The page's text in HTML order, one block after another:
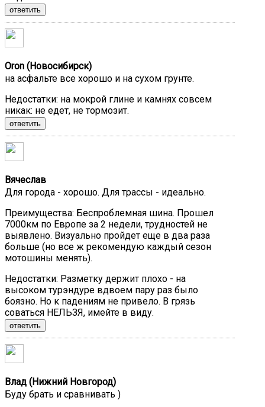
ответить
Oron (Новосибирск)
на асфальте все хорошо и на сухом грунте.
Недостатки: на мокрой глине и камнях совсем
никак: не едет, не тормозит.
ответить
Вячеслав
Для города - хорошо. Для трассы - идеально.
Преимущества: Беспроблемная шина. Прошел
7000км по Европе за 2 недели, трудностей не
выявлено. Визуально пройдет еще в два раза
больше (но все ж рекомендую каждый сезон
мотошины менять).
Недостатки: Разметку держит плохо - на
высоком турэндуре вдвоем пару раз было
боязно. Но к падениям не привело. В грязь
соваться НЕЛЬЗЯ, имейте в виду.
ответить
Влад (Нижний Новгород)
Буду брать и сравнивать )